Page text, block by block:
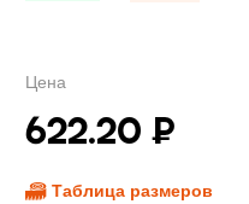
Цена
622.20 ₽
Таблица размеров